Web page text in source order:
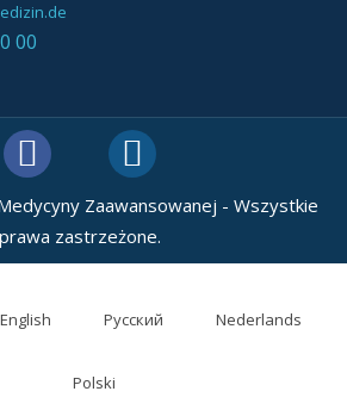
00
Zaawansowanej - Wszystkie
prawa zastrzeżone.
English Русский Nederlands
Polski